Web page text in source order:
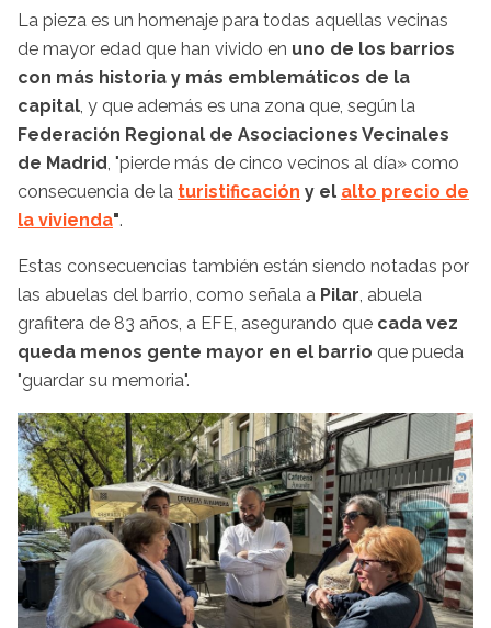
La pieza es un homenaje para todas aquellas vecinas
de mayor edad que han vivido en uno de los barrios
con más historia y más emblemáticos de la
capital, y que además es una zona que, según la
Federación Regional de Asociaciones Vecinales
de Madrid, "pierde más de cinco vecinos al día» como
consecuencia de la turistificación y el alto precio de
la vivienda".
Estas consecuencias también están siendo notadas por
las abuelas del barrio, como señala a Pilar, abuela
grafitera de 83 años, a EFE, asegurando que cada vez
queda menos gente mayor en el barrio que pueda
"guardar su memoria".